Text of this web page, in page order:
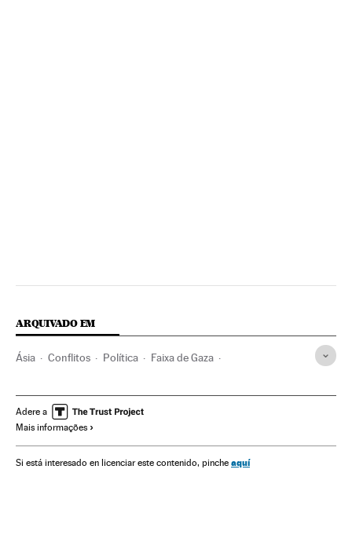
ARQUIVADO EM
Ásia Conflitos Política Faixa de Gaza
Ataques militares Geopolítica
Conflito árabe-israelense
Adere a
Mais informações
Si está interesado en licenciar este contenido, pinche aquí